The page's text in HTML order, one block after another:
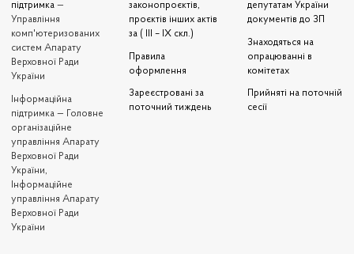
підтримка —
Управління
комп'ютеризованих
систем Апарату
Верховної Ради
України
Iнформаційна
підтримка — Головне
організаційне
управління Апарату
Верховної Ради
України,
Інформаційне
управління Апарату
Верховної Ради
України
законопроєктів,
проєктів інших актів
за ( III – IX скл.)
Правила
оформлення
Зареєстровані за
поточний тиждень
депутатам України
документів до ЗП
Знаходяться на
опрацюванні в
комітетах
Прийняті на поточній
сесії